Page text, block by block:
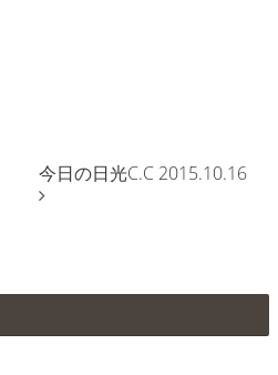
今日の日光C.C 2015.10.16